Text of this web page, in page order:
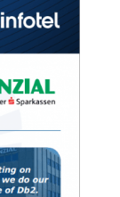
Db2 et les
nettoyer